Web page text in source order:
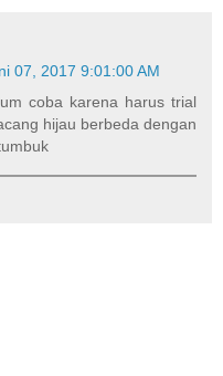
07, 2017 9:01:00 AM
coba karena harus trial
hijau berbeda dengan